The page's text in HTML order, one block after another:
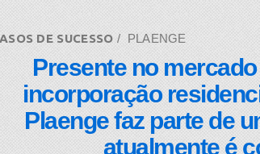
DE SUCESSO / PLAENGE
Presente no
incorporação
Plaenge faz parte de
atualmente é